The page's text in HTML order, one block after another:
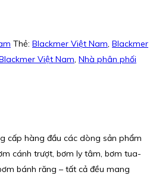
Thẻ: Blackmer Việt Nam, Blackmer
Việt Nam, Nhà phân phối
cấp hàng đầu các dòng sản phẩm
cánh trượt, bơm ly tâm, bơm tua-
bánh răng – tất cả đều mang